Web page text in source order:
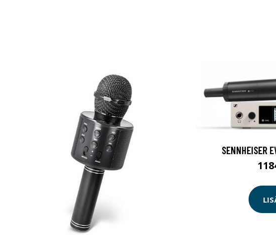
SENNHEISER